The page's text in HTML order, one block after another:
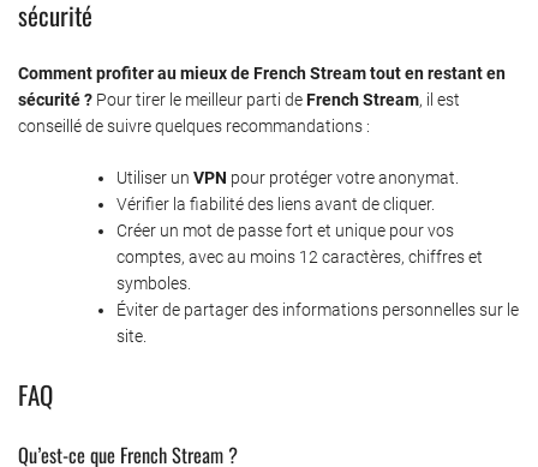
sécurité
Comment profiter au mieux de French Stream tout en restant en
sécurité ? Pour tirer le meilleur parti deFrench Stream, il est
conseillé de suivre quelques recommandations :
Utiliser un VPN pour protéger votre anonymat.
Vérifier la fiabilité des liens avant de cliquer.
Créer un mot de passe fort et unique pour vos
comptes, avec au moins 12 caractères, chiffres et
symboles.
Éviter de partager des informations personnelles sur le
site.
FAQ
Qu’est-ce que French Stream ?